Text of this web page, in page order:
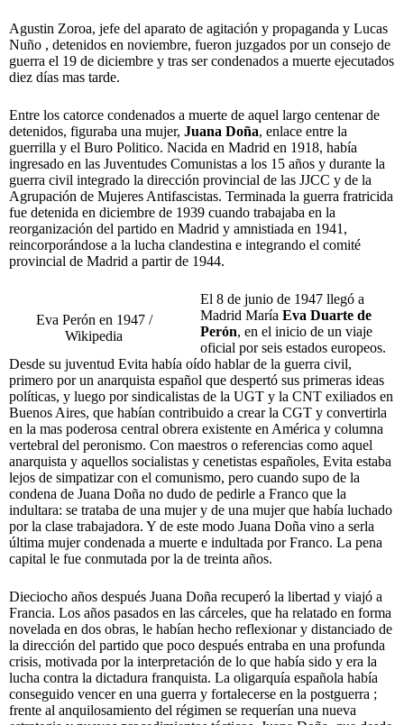
Agustin Zoroa, jefe del aparato de agitación y propaganda y Lucas
Nuño , detenidos en noviembre, fueron juzgados por un consejo de
guerra el 19 de diciembre y tras ser condenados a muerte ejecutados
diez días mas tarde.
Entre los catorce condenados a muerte de aquel largo centenar de
detenidos, figuraba una mujer, Juana Doña, enlace entre la
guerrilla y el Buro Politico. Nacida en Madrid en 1918, había
ingresado en las Juventudes Comunistas a los 15 años y durante la
guerra civil integrado la dirección provincial de las JJCC y de la
Agrupación de Mujeres Antifascistas. Terminada la guerra fratricida
fue detenida en diciembre de 1939 cuando trabajaba en la
reorganización del partido en Madrid y amnistiada en 1941,
reincorporándose a la lucha clandestina e integrando el comité
provincial de Madrid a partir de 1944.
Eva Perón en 1947 /
Wikipedia
El 8 de junio de 1947 llegó a
Madrid María Eva Duarte de
Perón, en el inicio de un viaje
oficial por seis estados europeos.
Desde su juventud Evita había oído hablar de la guerra civil,
primero por un anarquista español que despertó sus primeras ideas
políticas, y luego por sindicalistas de la UGT y la CNT exiliados en
Buenos Aires, que habían contribuido a crear la CGT y convertirla
en la mas poderosa central obrera existente en América y columna
vertebral del peronismo. Con maestros o referencias como aquel
anarquista y aquellos socialistas y cenetistas españoles, Evita estaba
lejos de simpatizar con el comunismo, pero cuando supo de la
condena de Juana Doña no dudo de pedirle a Franco que la
indultara: se trataba de una mujer y de una mujer que había luchado
por la clase trabajadora. Y de este modo Juana Doña vino a serla
última mujer condenada a muerte e indultada por Franco. La pena
capital le fue conmutada por la de treinta años.
Dieciocho años después Juana Doña recuperó la libertad y viajó a
Francia. Los años pasados en las cárceles, que ha relatado en forma
novelada en dos obras, le habían hecho reflexionar y distanciado de
la dirección del partido que poco después entraba en una profunda
crisis, motivada por la interpretación de lo que había sido y era la
lucha contra la dictadura franquista. La oligarquía española había
conseguido vencer en una guerra y fortalecerse en la postguerra ;
frente al anquilosamiento del régimen se requerían una nueva